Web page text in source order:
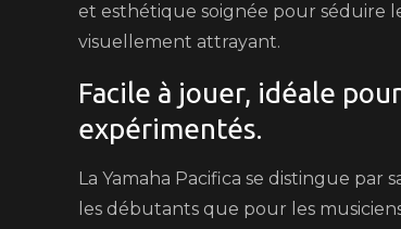
et esthétique soignée pour séduire
visuellement attrayant.
Facile à jouer, idéale
expérimentés.
La Yamaha Pacifica se distingue
les débutants que pour les